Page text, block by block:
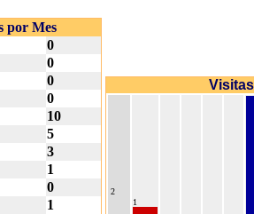
por Mes
0
0
0
0
10
5
3
1
0
1
2
1